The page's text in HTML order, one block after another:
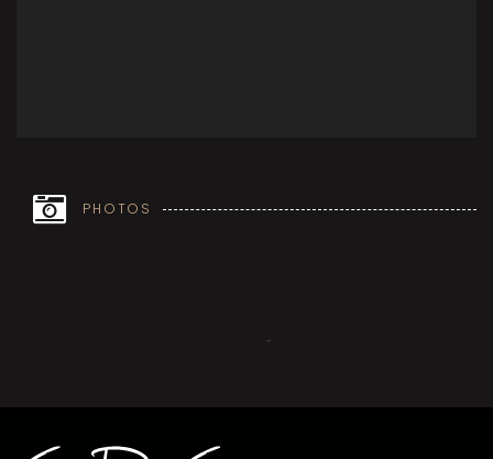
PHOTOS